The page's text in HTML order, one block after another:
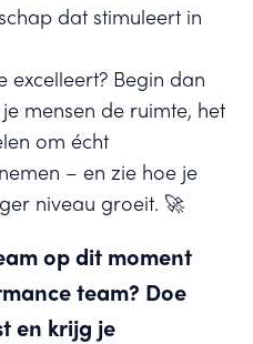
dat stimuleert in
excelleert? Begin dan
mensen de ruimte, het
om écht
– en zie hoe je
niveau groeit. 🚀
op dit moment
team? Doe
en krijg je